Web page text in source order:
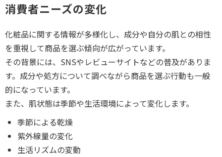
消費者ニーズの変化
化粧品に関する情報が多様化し、成分や自分の肌との相性
を重視して商品を選ぶ傾向が広がっています。
その背景には、SNSやレビューサイトなどの普及がありま
す。成分や処方について調べながら商品を選ぶ行動も一般
的になっています。
また、肌状態は季節や生活環境によって変化します。
季節による乾燥
紫外線量の変化
生活リズムの変動